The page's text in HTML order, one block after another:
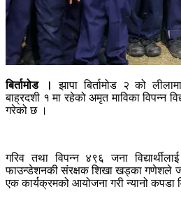
बिर्तामोड ।
झापा बिर्तामोड २ को
बाह्रदशी १ मा रहेको अमृत माविका विपन्न
गरेको छ ।
गरिव तथा विपन्न ४९६ जना
फाउन्डेशनकी संरक्षक शिखा खड्का गणेशले
एक कार्यक्रमको आयोजना गरी न्यानो कपडा